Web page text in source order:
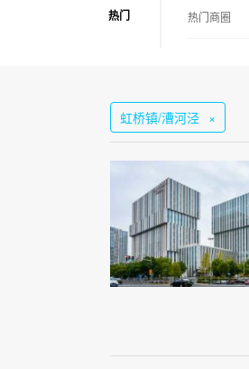
热门 热门商圈
虹桥镇/漕河泾 ×